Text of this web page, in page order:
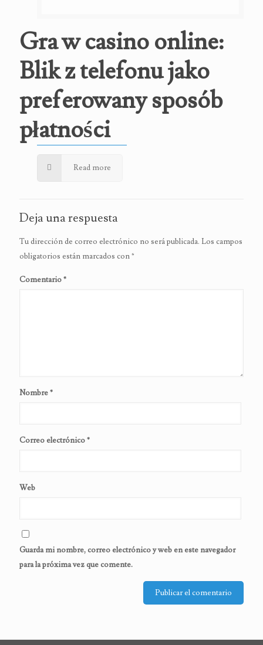
Gra w casino online:
Blik z telefonu jako
preferowany sposób
płatności
Read more
Deja una respuesta
Tu dirección de correo electrónico no será publicada. Los campos
obligatorios están marcados con*
Comentario*
Nombre*
Correo electrónico*
Web
Guarda mi nombre, correo electrónico y web en este navegador
para la próxima vez que comente.